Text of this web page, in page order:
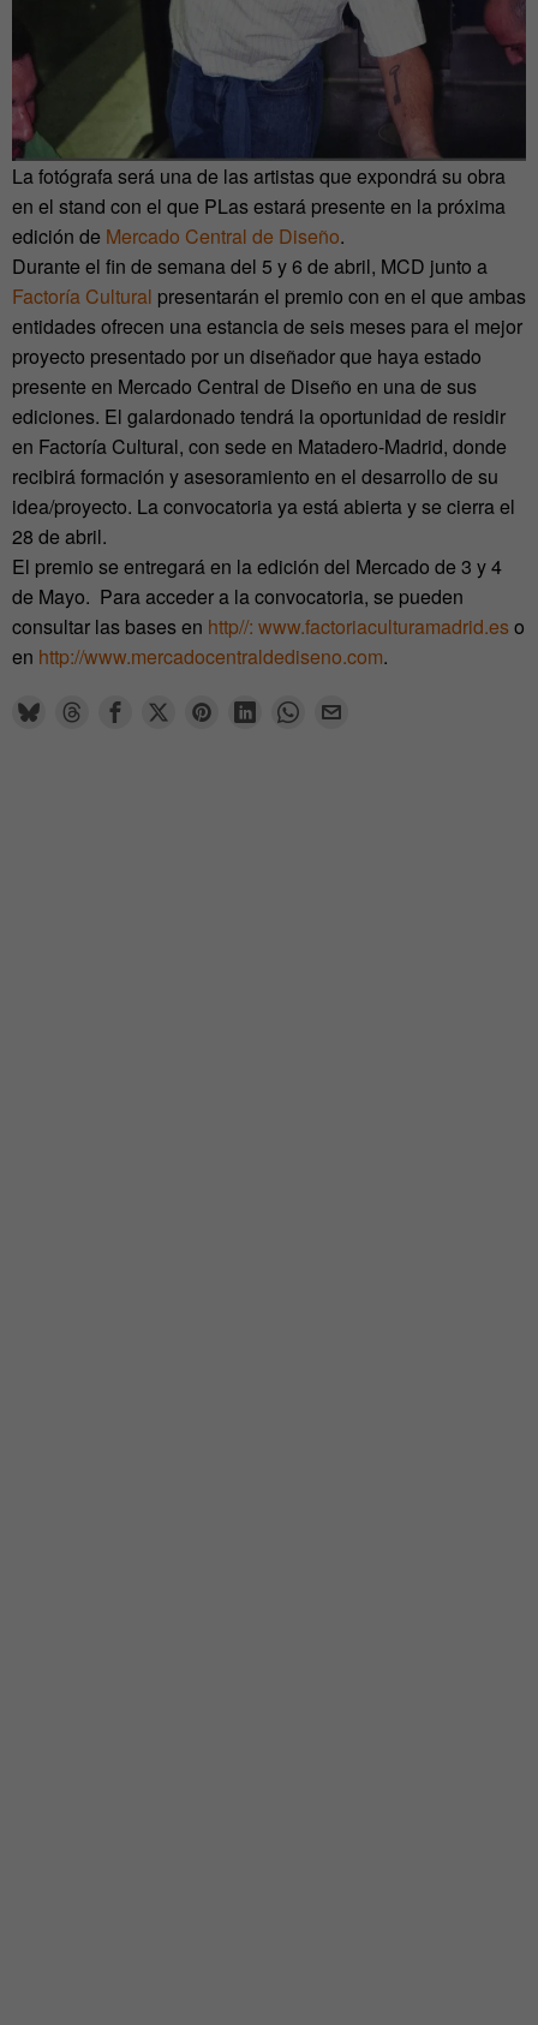
La fotógrafa será una de las artistas que expondrá su obra
en el stand con el que PLas estará presente en la próxima
edición de Mercado Central de Diseño.
Durante el fin de semana del 5 y 6 de abril, MCD junto a
Factoría Cultural presentarán el premio con en el que ambas
entidades ofrecen una estancia de seis meses para el mejor
proyecto presentado por un diseñador que haya estado
presente en Mercado Central de Diseño en una de sus
ediciones. El galardonado tendrá la oportunidad de residir
en Factoría Cultural, con sede en Matadero-Madrid, donde
recibirá formación y asesoramiento en el desarrollo de su
idea/proyecto. La convocatoria ya está abierta y se cierra el
28 de abril.
El premio se entregará en la edición del Mercado de 3 y 4
de Mayo. Para acceder a la convocatoria, se pueden
consultar las bases en http//: www.factoriaculturamadrid.eso
en http://www.mercadocentraldediseno.com.